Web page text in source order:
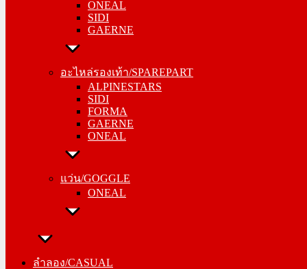
ONEAL
SIDI
GAERNE
อะไหล่รองเท้า/SPAREPART
ALPINESTARS
SIDI
FORMA
GAERNE
ONEAL
แว่น/GOGGLE
ONEAL
ลำลอง/CASUAL
GAERNE
อะไหล่รองเท้า/SPAREPART
SIDI
FORMA
GAERNE
ONEAL
แว่น/GOGGLE
ลำลอง/CASUAL